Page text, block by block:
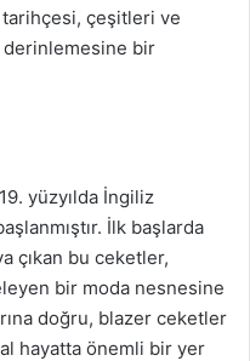
çeşitleri ve
bir
yüzyılda İngiliz
İlk başlarda
çıkan bu ceketler,
bir moda nesnesine
doğru, blazer ceketler
hayatta önemli bir yer